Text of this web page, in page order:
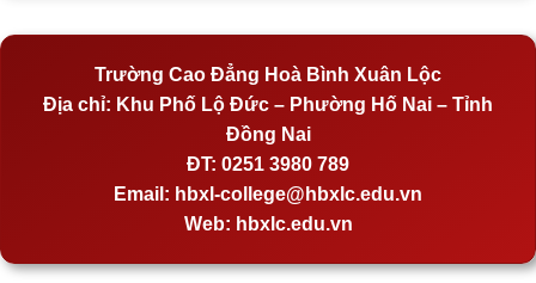
Trường Cao Đẳng Hoà Bình Xuân Lộc
Địa chỉ: Khu Phố Lộ Đức – Phường Hố Nai – Tỉnh
Đồng Nai
ĐT: 0251 3980 789
Email: hbxl-college@hbxlc.edu.vn
Web: hbxlc.edu.vn